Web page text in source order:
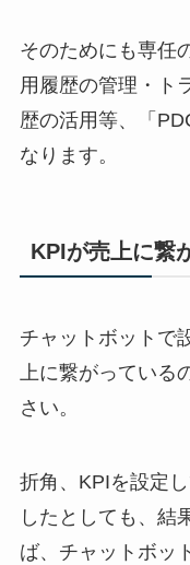
そのためにも専任
用履歴の管理・ト
歴の活用等、「
なります。
KPIが売上に繋
チャットボットで
上に繋がっている
さい。
折角、 KPIを設定
したとしても、結
ば、チャットボッ